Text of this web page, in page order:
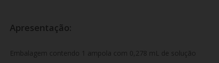
Apresentação:
Embalagem contendo 1 ampola com 0,278 mL de solução